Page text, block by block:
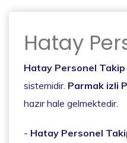
Hatay
Hatay Personel
sistemidir. Parmak izli
hazır hale gelmektedir.
- Hatay Personel